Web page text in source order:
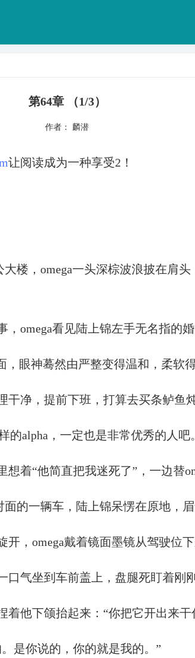
第64章 （1/3）
作者： 麟潜
让阅读成为一种享受2！
楼，omega一头深棕波浪披在肩
omega看见陆上锦左手无名指的
眼神蓦然由严整变得温和，柔软
净，提前下班，打算去买条鲈鱼
的alpha，一定也是非常优秀的人吧
着“他简直把我迷死了”，一边替
面的一辆车，陆上锦呆愣在原地
，omega戴着镜面墨镜从驾驶位下
气坐到车前盖上，盘腿死盯着刚
着他下颌抬起来：“你把它开出来干
是你说的，你的就是我的。”